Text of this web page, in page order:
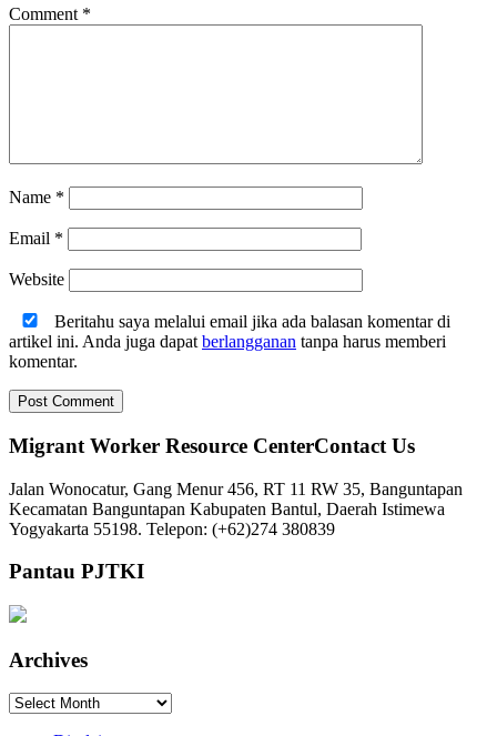
Comment *
Name *
Email *
Website
Beritahu saya melalui email jika ada balasan komentar di
artikel ini. Anda juga dapat berlangganan tanpa harus memberi
komentar.
Migrant Worker Resource CenterContact Us
Jalan Wonocatur, Gang Menur 456, RT 11 RW 35, Banguntapan
Kecamatan Banguntapan Kabupaten Bantul, Daerah Istimewa
Yogyakarta 55198. Telepon: (+62)274 380839
Pantau PJTKI
Archives
Archives